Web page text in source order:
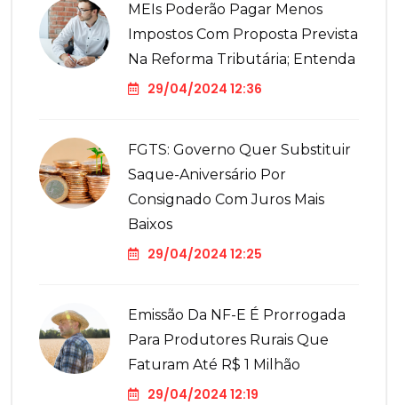
MEIs Poderão Pagar Menos
Impostos Com Proposta Prevista
Na Reforma Tributária; Entenda
29/04/2024 12:36
FGTS: Governo Quer Substituir
Saque-Aniversário Por
Consignado Com Juros Mais
Baixos
29/04/2024 12:25
Emissão Da NF-E É Prorrogada
Para Produtores Rurais Que
Faturam Até R$ 1 Milhão
29/04/2024 12:19